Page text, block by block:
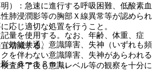
明）：急速に進行する呼吸困難、低酸素血
肺浸潤影等の胸部Ｘ線異常等が認められ
応じ適切な処置を行うこと。
効能共通〉意識障害、失神（いずれも頻
を伴わない意識障害、失神があらわれる
査終了後も意識レベル等の観察を十分に
量を使用する。なお、年齢、体重、症
増減する。
：６〜１３ｍＬ。